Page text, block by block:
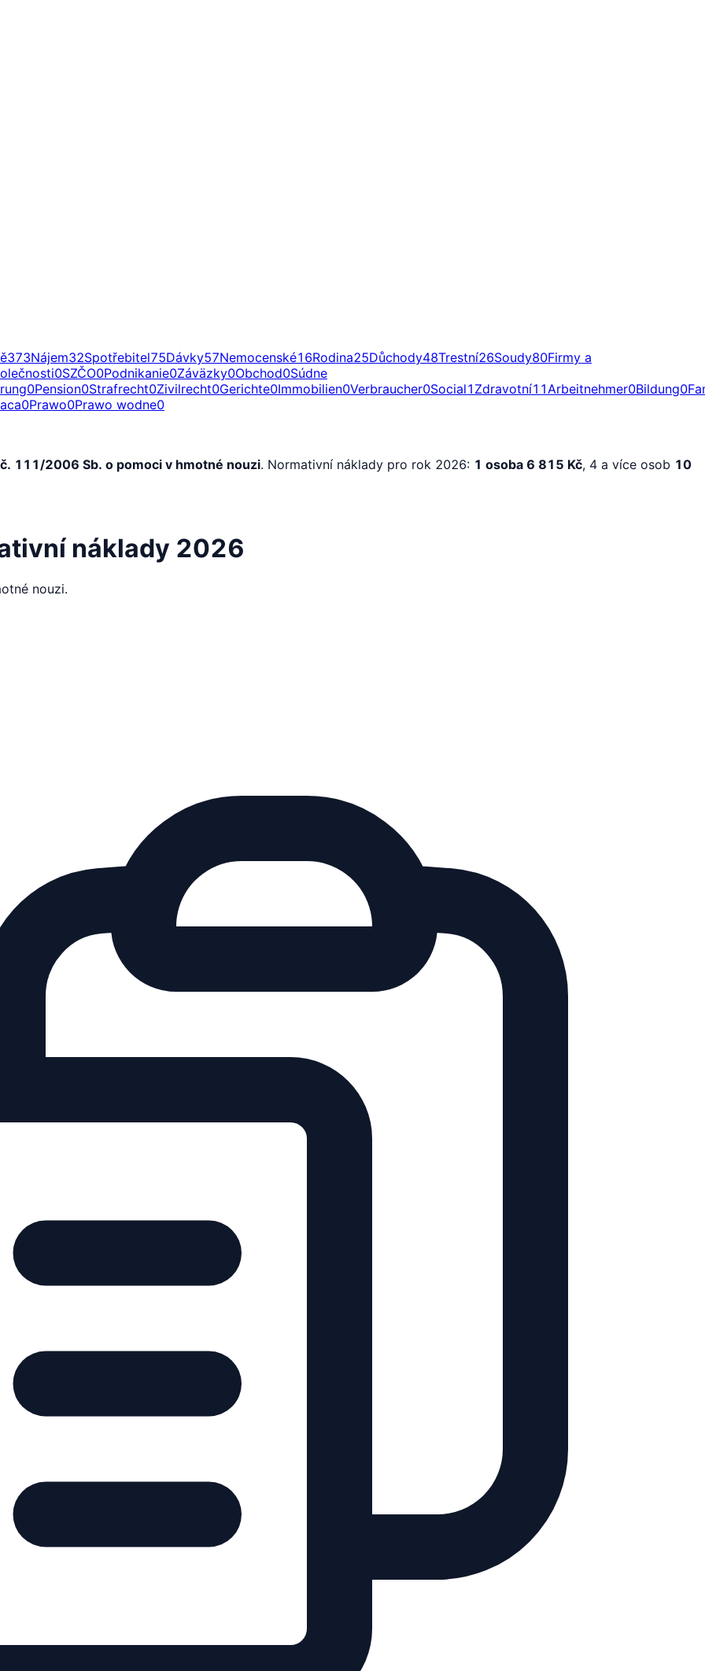
373Nájem32Spotřebitel75Dávky57Nemocenské16Rodina25Důchody48Trestní26Soudy80Firmy a
0SZČO0Podnikanie0Záväzky0Obchod0Súdne
0Pension0Strafrecht0Zivilrecht0Gerichte0Immobilien0Verbraucher0Social1 Zdravotní11Arbeitnehmer0Bildung0
0Prawo0Prawo wodne0
111/2006 Sb. o pomoci v hmotné nouzi. Normativní náklady pro rok 2026: 1 osoba 6 815 Kč, 4 a více osob 10
náklady 2026
nouzi.